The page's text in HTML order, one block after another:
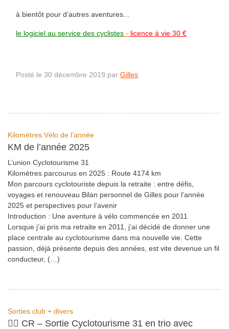
à bientôt pour d’autres aventures...
le logiciel au service des cyclistes - licence à vie 30 €
Posté le 30 décembre 2019 par Gilles
Kilomètres Vélo de l’année
KM de l’année 2025
L’union Cyclotourisme 31
Kilomètres parcourus en 2025 : Route 4174 km
Mon parcours cyclotouriste depuis la retraite : entre défis,
voyages et renouveau Bilan personnel de Gilles pour l’année
2025 et perspectives pour l’avenir
Introduction : Une aventure à vélo commencée en 2011
Lorsque j’ai pris ma retraite en 2011, j’ai décidé de donner une
place centrale au cyclotourisme dans ma nouvelle vie. Cette
passion, déjà présente depuis des années, est vite devenue un fil
conducteur, (…)
Sorties club + divers
🚴‍♂️ CR – Sortie Cyclotourisme 31 en trio avec